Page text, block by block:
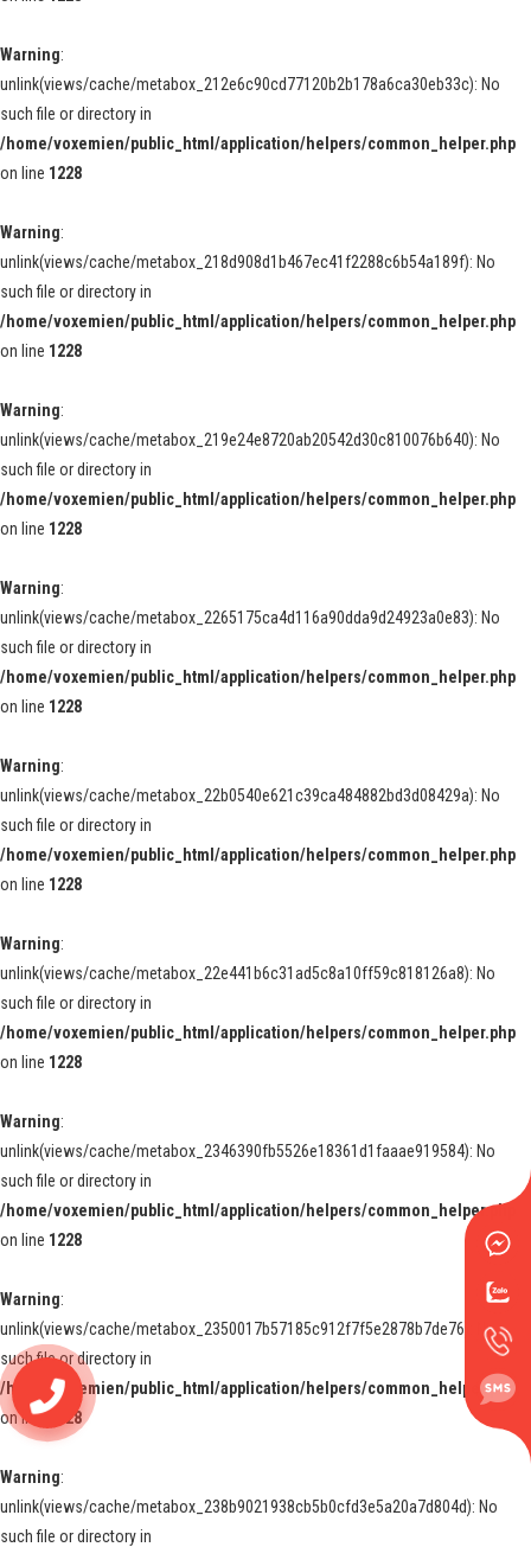
0972833536
Warning:
unlink(views/cache/metabox_212e6c90cd77120b2b178a6ca30eb33c): No
such file or directory in
/home/voxemien/public_html/application/helpers/common_helper.php
on line 1228
Warning:
unlink(views/cache/metabox_218d908d1b467ec41f2288c6b54a189f): No
such file or directory in
/home/voxemien/public_html/application/helpers/common_helper.php
on line 1228
Warning:
unlink(views/cache/metabox_219e24e8720ab20542d30c810076b640): No
such file or directory in
/home/voxemien/public_html/application/helpers/common_helper.php
on line 1228
Warning:
unlink(views/cache/metabox_2265175ca4d116a90dda9d24923a0e83): No
such file or directory in
/home/voxemien/public_html/application/helpers/common_helper.php
on line 1228
Warning:
unlink(views/cache/metabox_22b0540e621c39ca484882bd3d08429a): No
such file or directory in
/home/voxemien/public_html/application/helpers/common_helper.php
on line 1228
Warning:
unlink(views/cache/metabox_22e441b6c31ad5c8a10ff59c818126a8): No
such file or directory in
/home/voxemien/public_html/application/helpers/common_helper.php
on line 1228
Warning:
unlink(views/cache/metabox_2346390fb5526e18361d1faaae919584): No
such file or directory in
/home/voxemien/public_html/application/helpers/common_helper.php
on line 1228
Warning:
unlink(views/cache/metabox_2350017b57185c912f7f5e2878b7de76): No
such file or directory in
/home/voxemien/public_html/application/helpers/common_helper.php
on line 1228
Warning:
unlink(views/cache/metabox_238b9021938cb5b0cfd3e5a20a7d804d): No
such file or directory in